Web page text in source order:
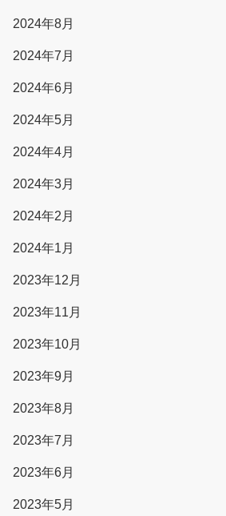
2024年8月
2024年7月
2024年6月
2024年5月
2024年4月
2024年3月
2024年2月
2024年1月
2023年12月
2023年11月
2023年10月
2023年9月
2023年8月
2023年7月
2023年6月
2023年5月